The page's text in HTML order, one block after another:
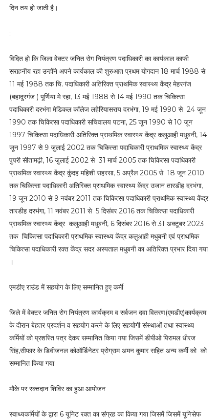
दिन तय हो जाती है।
:
विदित हो कि जिला वेक्टर जनित रोग नियंत्रण पदाधिकारी का कार्यकाल काफी
सराहनीय रहा उन्होंने अपने कार्यकाल की शुरुआत प्रथम योगदान 18 मार्च 1988 से
11 मई 1988 तक चि. पदाधिकारी अतिरिक्त प्राथमिक स्वास्थ्य केंद्र मेहरगंज
(बहादुरगंज ) पूर्णिया मे रहा, 13 मई 1988 से 14 मई 1990 तक चिकित्सा
पदाधिकारी दरभंगा मेडिकल कॉलेज लहेरियासराय दरभंगा, 19 मई 1990 से 24 जून
1990 तक चिकित्सा पदाधिकारी सचिवालय पटना, 25 जून 1990 से 10 जून
1997 चिकित्सा पदाधिकारी अतिरिक्त प्राथमिक स्वास्थ्य केंद्र कलुआही मधुबनी, 14
जून 1997 से 9 जुलाई 2002 तक चिकित्सा पदाधिकारी प्राथमिक स्वास्थ्य केंद्र
पुपरी सीतामढ़ी, 16 जुलाई 2002 से 31 मार्च 2005 तक चिकित्सा पदाधिकारी
प्राथमिक स्वास्थ्य केंद्र कुंदह महिशी सहरसा, 5 अप्रैल 2005 से 18 जून 2010
तक चिकित्सा पदाधिकारी अतिरिक्त प्राथमिक स्वास्थ्य केंद्र उजान तारडीह दरभंगा,
19 जून 2010 से 9 नवंबर 2011 तक चिकित्सा पदाधिकारी प्राथमिक स्वास्थ्य केंद्र
तारडीह दरभंगा, 11 नवंबर 2011 से 5 दिसंबर 2016 तक चिकित्सा पदाधिकारी
प्राथमिक स्वास्थ्य केंद्र कलुआही मधुबनी, 6 दिसंबर 2016 से 31 अक्टूबर 2023
तक चिकित्सा पदाधिकारी प्राथमिक स्वास्थ्य केंद्र कलुआही मधुबनी एवं प्राथमिक
चिकित्सा पदाधिकारी रक्त केंद्र सदर अस्पताल मधुबनी का अतिरिक्त प्रभार दिया गया
।
एमडीए राउंड में सहयोग के लिए सम्मानित हुए कर्मी
जिले में वेक्टर जनित रोग नियंत्रण कार्यक्रम व सर्वजन दवा वितरण(एमडीए)कार्यक्रम
के दौरान बेहतर प्रदर्शन व सहयोग करने के लिए सहयोगी संस्थाओं तथा स्वास्थ्य
कर्मियों को प्रशस्ति पत्र देकर सम्मानित किया गया जिसमें डीपीओ पिरामल धीरज
सिंह,सीफार के डिवीजनल कोऑर्डिनेटर प्रोग्राम अमन कुमार सहित अन्य कर्मी को को
सम्मानित किया गया
मौके पर रक्तदान शिविर का हुआ आयोजन
स्वाथ्यकर्मियों के द्वारा 6 यूनिट रक्त का संग्रह का किया गया जिसमें जिसमें यूनिसेफ